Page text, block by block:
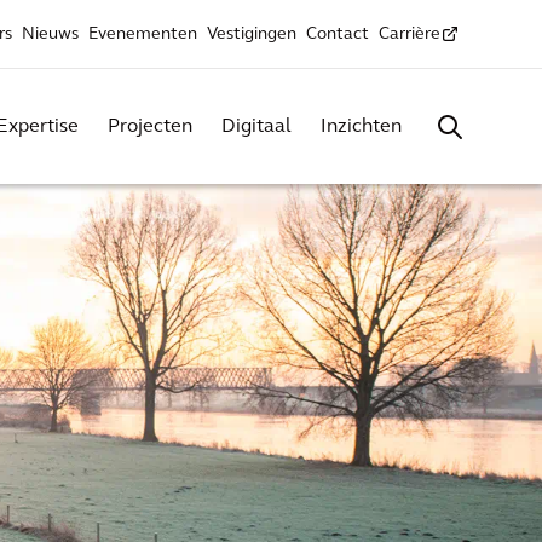
Nieuws Evenementen Vestigingen Contact Carrière
Projecten Digitaal Inzichten